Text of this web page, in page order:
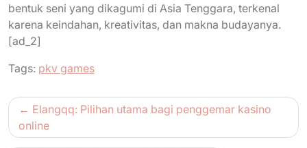
bentuk seni yang dikagumi di Asia Tenggara, terkenal
karena keindahan, kreativitas, dan makna budayanya.
[ad_2]
Tags: pkv games
Post
navigation
Elangqq: Pilihan utama bagi penggemar kasino
online